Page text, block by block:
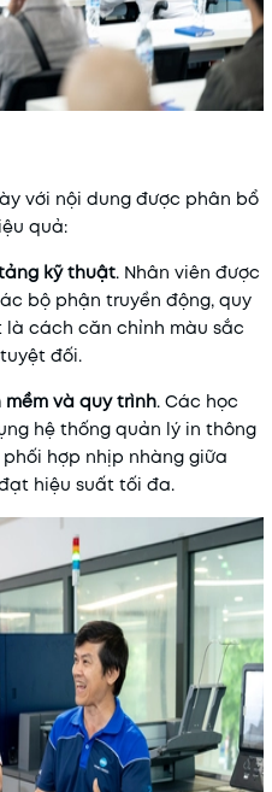
với nội dung được phân bổ
quả:
kỹ thuật. Nhân viên được
bộ phận truyền động, quy
cách căn chỉnh màu sắc
đối.
mềm và quy trình. Các học
hệ thống quản lý in thông
hợp nhịp nhàng giữa
hiệu suất tối đa.